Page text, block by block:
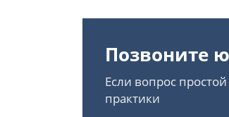
Позвоните
Если вопрос
практики